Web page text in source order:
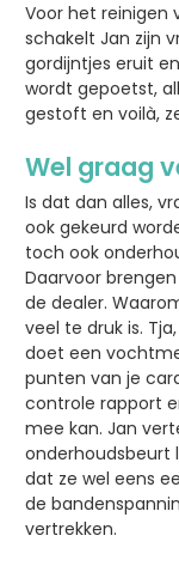
Voor het reinigen
schakelt Jan zijn
gordijntjes eruit
wordt gepoetst,
gestoft en voilà,
Wel graag
Is dat dan alles,
ook gekeurd
toch ook
Daarvoor
de dealer.
veel te druk is.
doet een
punten van je
controle rapport
mee kan. Jan
onderhoudsbeurt
dat ze wel eens
de
vertrekken.